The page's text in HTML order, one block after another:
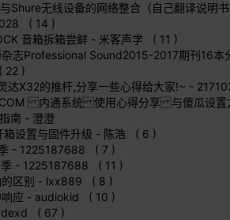
Shure无线设备的网络整合（自己翻译说明书
( 14 )
音箱拆箱尝鲜 - 米客声学 ( 11 )
杂志Professional Sound2015-2017期刊16本
22 )
达X32的推杆,分享一些心得给大家!~ -
内通系统 使用心得分享 与傻瓜设置
南 - 澄澄
设置与固件升级 - 陈浩 ( 6 )
- 1225187688 ( 7 )
- 1225187688 ( 11 )
区别 - lxx889 ( 8 )
应 - audiokid ( 10 )
( 67 )